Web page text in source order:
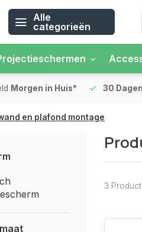
Alle
categorieën
Morgen in Huis* 30 Dagen
en plafond montage
3